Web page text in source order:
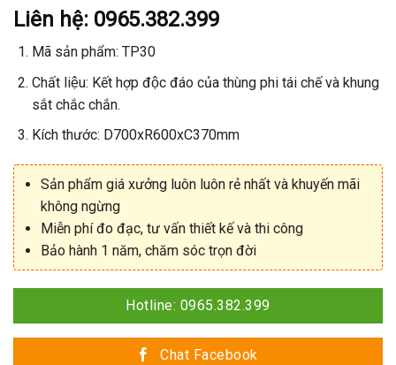
Được
xếp
0
sao
Liên hệ: 0965.382.399
Mã sản phẩm: TP30
Chất liệu: Kết hợp độc đáo của thùng phi tái chế và khung
sắt chắc chắn.
Kích thước: D700xR600xC370mm
Sản phẩm giá xưởng luôn luôn rẻ nhất và khuyến mãi
không ngừng
Miễn phí đo đạc, tư vấn thiết kế và thi công
Bảo hành 1 năm, chăm sóc trọn đời
Hotline: 0965.382.399
Chat Facebook